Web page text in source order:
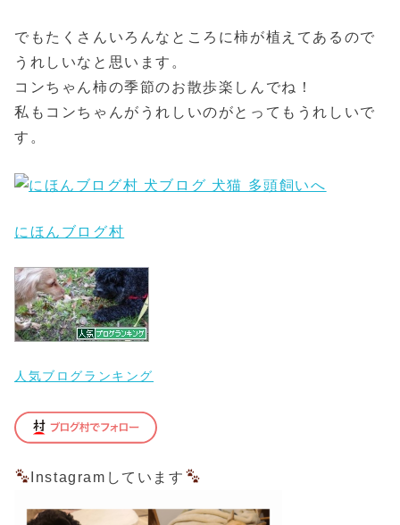
でもたくさんいろんなところに柿が植えてあるので
うれしいなと思います。
コンちゃん柿の季節のお散歩楽しんでね！
私もコンちゃんがうれしいのがとってもうれしいで
す。
にほんブログ村
人気ブログランキング
Instagramしています